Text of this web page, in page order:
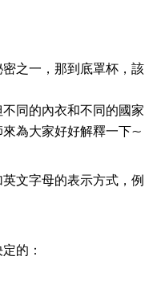
之一，那到底罩杯，該
同的內衣和不同的國家
為大家好好解釋一下~
文字母的表示方式，例
的：